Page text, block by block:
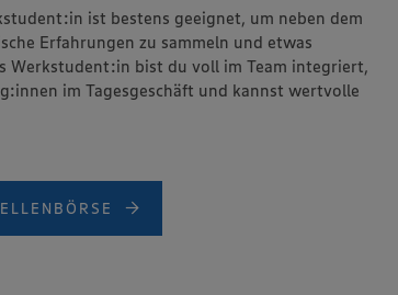
ist bestens geeignet, um neben dem
Erfahrungen zu sammeln und etwas
Werkstudent:in bist du voll im Team integriert,
im Tagesgeschäft und kannst wertvolle